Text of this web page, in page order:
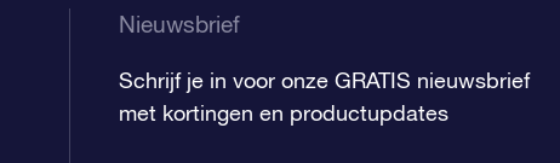
Nieuwsbrief
Schrijf je in voor onze GRATIS nieuwsbrief
met kortingen en productupdates